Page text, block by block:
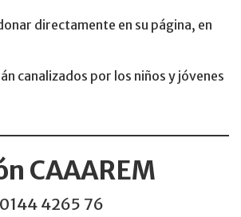
directamente en su página, en
canalizados por los niños y jóvenes
CAAAREM
4265 76